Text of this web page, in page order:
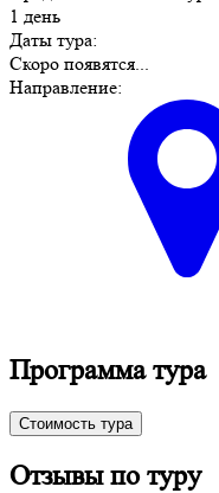
1 день
Даты тура:
Скоро появятся...
Направление:
Программа тура
Стоимость тура
Отзывы по туру